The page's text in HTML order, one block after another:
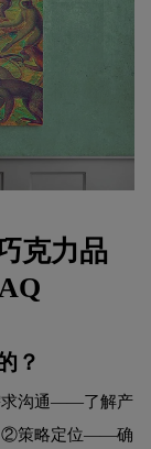
克力品
？
求沟通——了解产
②策略定位——确